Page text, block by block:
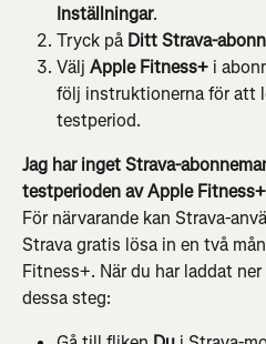
Inställningar.
Tryck på Ditt Strava-
Välj Apple Fitness+ i
följ instruktionerna för att
testperiod.
Jag har inget Strava-
testperioden av Apple
För närvarande kan Strava-
Strava gratis lösa in en två
Fitness+. När du har laddat
dessa steg: